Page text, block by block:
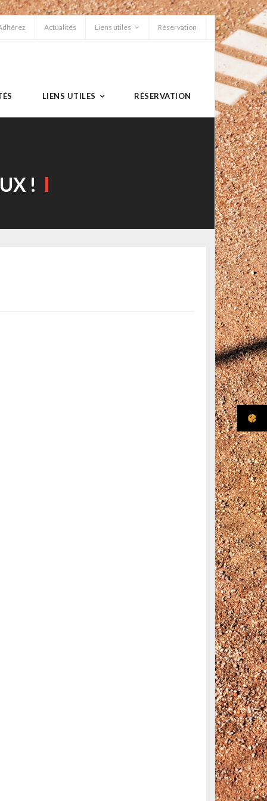
Actualités Liens utiles Réservation
LIENS UTILES RÉSERVATION
!